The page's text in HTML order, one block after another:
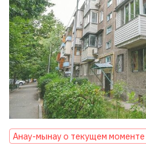
Анау-мынау о текущем моменте